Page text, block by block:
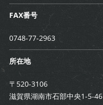
FAX番号
0748-77-2963
所在地
〒520-3106
滋賀県湖南市石部中央1-5-46